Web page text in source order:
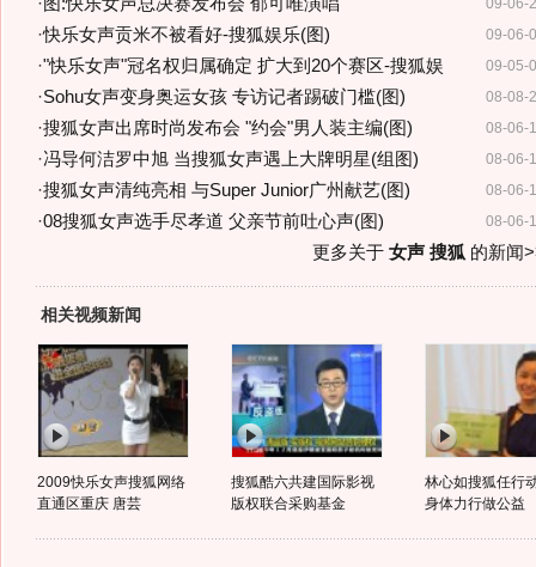
09-06-
09-06-
·快乐女声贡米不被看好-搜狐娱乐(图)
09-05-
·"快乐女声"冠名权归属确定 扩大到20个赛区-搜狐娱
08-08-
·Sohu女声变身奥运女孩 专访记者踢破门槛(图)
08-06-
·搜狐女声出席时尚发布会 "约会"男人装主编(图)
08-06-
·冯导何洁罗中旭 当搜狐女声遇上大牌明星(组图)
08-06-
·搜狐女声清纯亮相 与Super Junior广州献艺(图)
08-06-
·08搜狐女声选手尽孝道 父亲节前吐心声(图)
更多关于 女声 搜狐 的新闻
相关视频新闻
2009快乐女声搜狐网络
直通区重庆 唐芸
搜狐酷六共建国际影视
版权联合采购基金
林心如搜狐任行
身体力行做公益